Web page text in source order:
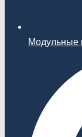
Модульные